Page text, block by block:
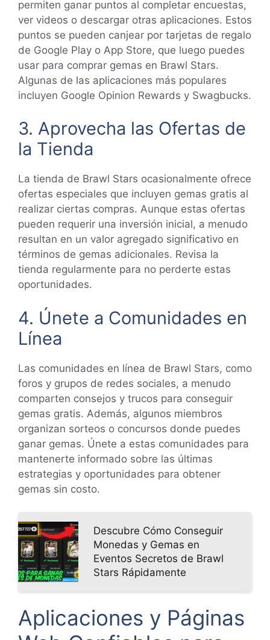
permiten ganar puntos al completar encuestas,
ver videos o descargar otras aplicaciones. Estos
puntos se pueden canjear por tarjetas de regalo
de Google Play o App Store, que luego puedes
usar para comprar gemas en Brawl Stars.
Algunas de las aplicaciones más populares
incluyen Google Opinion Rewards y Swagbucks.
3. Aprovecha las Ofertas de
la Tienda
La tienda de Brawl Stars ocasionalmente ofrece
ofertas especiales que incluyen gemas gratis al
realizar ciertas compras. Aunque estas ofertas
pueden requerir una inversión inicial, a menudo
resultan en un valor agregado significativo en
términos de gemas adicionales. Revisa la
tienda regularmente para no perderte estas
oportunidades.
4. Únete a Comunidades en
Línea
Las comunidades en línea de Brawl Stars, como
foros y grupos de redes sociales, a menudo
comparten consejos y trucos para conseguir
gemas gratis. Además, algunos miembros
organizan sorteos o concursos donde puedes
ganar gemas. Únete a estas comunidades para
mantenerte informado sobre las últimas
estrategias y oportunidades para obtener
gemas sin costo.
Descubre Cómo Conseguir
Monedas y Gemas en
Eventos Secretos de Brawl
Stars Rápidamente
Aplicaciones y Páginas